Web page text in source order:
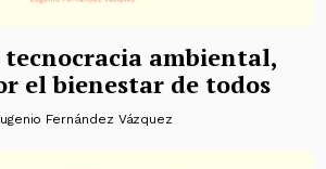
ambiental,
el bienestar de todos
Fernández Vázquez